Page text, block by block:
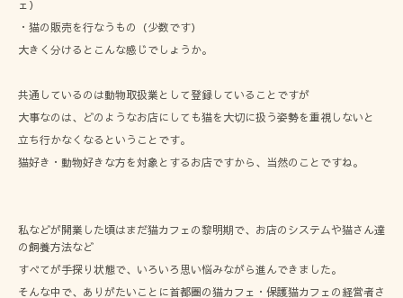
ェ）
・猫の販売を行なうもの（少数です）
大きく分けるとこんな感じでしょうか。
共通しているのは動物取扱業として登録していることですが
大事なのは、どのようなお店にしても猫を大切に扱う姿勢を重視しないと
立ち行かなくなるということです。
猫好き・動物好きな方を対象とするお店ですから、当然のことですね。
私などが開業した頃はまだ猫カフェの黎明期で、お店のシステムや猫さん達
の飼養方法など
すべてが手探り状態で、いろいろ思い悩みながら進んできました。
そんな中で、ありがたいことに首都圏の猫カフェ・保護猫カフェの経営者さ